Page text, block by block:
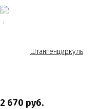
2 670 руб.